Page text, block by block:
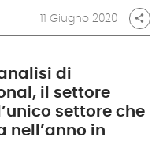
11 Giugno 2020 share
di
il settore
settore che
nell’anno in